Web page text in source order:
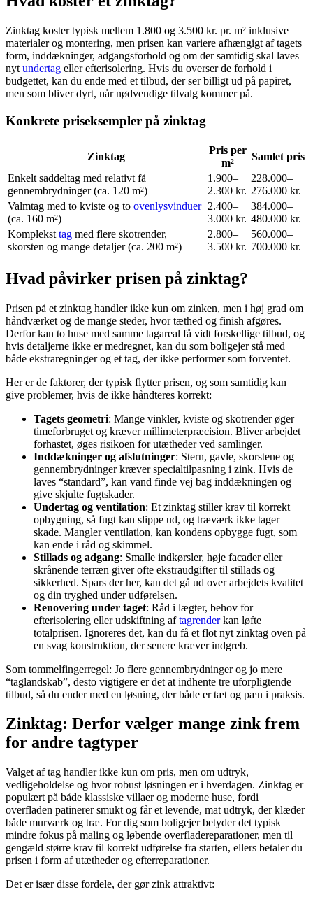
Zinktag koster typisk mellem 1.800 og 3.500 kr. pr. m² inklusive
materialer og montering, men prisen kan variere afhængigt af tagets
form, inddækninger, adgangsforhold og om der samtidig skal laves
nyt undertag eller efterisolering. Hvis du overser de forhold i
budgettet, kan du ende med et tilbud, der ser billigt ud på papiret,
men som bliver dyrt, når nødvendige tilvalg kommer på.
Konkrete priseksempler på zinktag
Zinktag
Pris per
m²
Samlet pris
Enkelt saddeltag med relativt få
gennembrydninger (ca. 120 m²)
1.900–
2.300 kr.
228.000–
276.000 kr.
Valmtag med to kviste og to ovenlysvinduer
(ca. 160 m²)
2.400–
3.000 kr.
384.000–
480.000 kr.
Komplekst tag med flere skotrender,
skorsten og mange detaljer (ca. 200 m²)
2.800–
3.500 kr.
560.000–
700.000 kr.
Hvad påvirker prisen på zinktag?
Prisen på et zinktag handler ikke kun om zinken, men i høj grad om
håndværket og de mange steder, hvor tæthed og finish afgøres.
Derfor kan to huse med samme tagareal få vidt forskellige tilbud, og
hvis detaljerne ikke er medregnet, kan du som boligejer stå med
både ekstraregninger og et tag, der ikke performer som forventet.
Her er de faktorer, der typisk flytter prisen, og som samtidig kan
give problemer, hvis de ikke håndteres korrekt:
Tagets geometri: Mange vinkler, kviste og skotrender øger
timeforbruget og kræver millimeterpræcision. Bliver arbejdet
forhastet, øges risikoen for utætheder ved samlinger.
Inddækninger og afslutninger: Stern, gavle, skorstene og
gennembrydninger kræver specialtilpasning i zink. Hvis de
laves “standard”, kan vand finde vej bag inddækningen og
give skjulte fugtskader.
Undertag og ventilation: Et zinktag stiller krav til korrekt
opbygning, så fugt kan slippe ud, og træværk ikke tager
skade. Mangler ventilation, kan kondens opbygge fugt, som
kan ende i råd og skimmel.
Stillads og adgang: Smalle indkørsler, høje facader eller
skrånende terræn giver ofte ekstraudgifter til stillads og
sikkerhed. Spars der her, kan det gå ud over arbejdets kvalitet
og din tryghed under udførelsen.
Renovering under taget: Råd i lægter, behov for
efterisolering eller udskiftning aftagrenderkan løfte
totalprisen. Ignoreres det, kan du få et flot nyt zinktag oven på
en svag konstruktion, der senere kræver indgreb.
Som tommelfingerregel: Jo flere gennembrydninger og jo mere
“taglandskab”, desto vigtigere er det at indhente tre uforpligtende
tilbud, så du ender med en løsning, der både er tæt og pæn i praksis.
Zinktag: Derfor vælger mange zink frem
for andre tagtyper
Valget af tag handler ikke kun om pris, men om udtryk,
vedligeholdelse og hvor robust løsningen er i hverdagen. Zinktag er
populært på både klassiske villaer og moderne huse, fordi
overfladen patinerer smukt og får et levende, mat udtryk, der klæder
både murværk og træ. For dig som boligejer betyder det typisk
mindre fokus på maling og løbende overfladereparationer, men til
gengæld større krav til korrekt udførelse fra starten, ellers betaler du
prisen i form af utætheder og efterreparationer.
Det er især disse fordele, der gør zink attraktivt: